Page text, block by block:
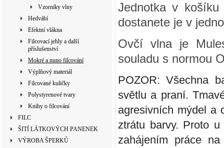
Vzorníky vlny
Hedvábí
Efektní vlákna
Filcovací jehly a další
příslušenství
Mokré a nuno filcování
Výplňový materiál
Filcované kuličky
Polystyrenové tvary
Knihy o filcování
FILC
ŠITÍ LÁTKOVÝCH PANENEK
VÝROBA ŠPERKŮ
Jednotka v
dostanete je v
Ovčí vlna je
souladu s normou
POZOR: Všechna
světlu a praní.
agresivních mýdel a
ztrátu barvy. Proto
zahájením práce